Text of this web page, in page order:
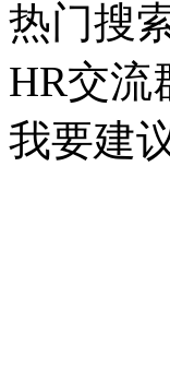
热门搜
HR交流
我要建